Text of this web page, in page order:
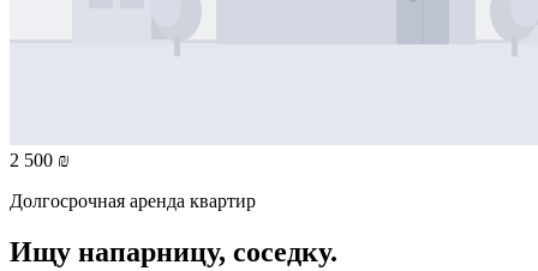
2 500 ₪
Долгосрочная аренда квартир
Ищу напарницу, соседку.